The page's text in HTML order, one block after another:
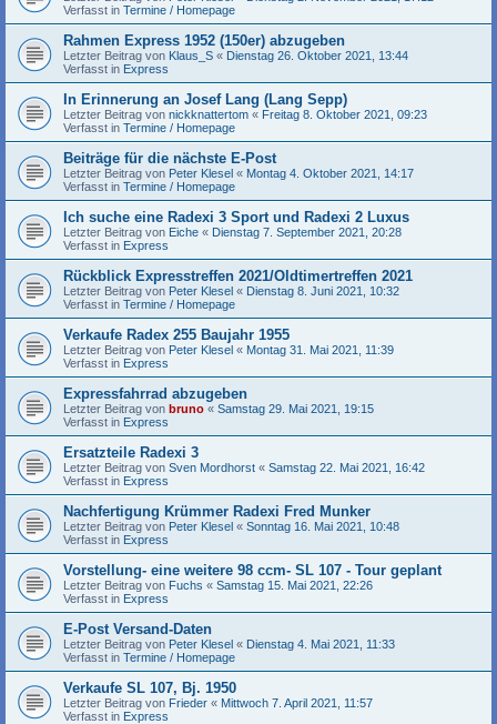
Verfasst in Termine / Homepage
Rahmen Express 1952 (150er) abzugeben
Letzter Beitrag von Klaus_S « Dienstag 26. Oktober 2021, 13:44
Verfasst in Express
In Erinnerung an Josef Lang (Lang Sepp)
Letzter Beitrag von nickknattertom « Freitag 8. Oktober 2021, 09:23
Verfasst in Termine / Homepage
Beiträge für die nächste E-Post
Letzter Beitrag von Peter Klesel « Montag 4. Oktober 2021, 14:17
Verfasst in Termine / Homepage
Ich suche eine Radexi 3 Sport und Radexi 2 Luxus
Letzter Beitrag von Eiche « Dienstag 7. September 2021, 20:28
Verfasst in Express
Rückblick Expresstreffen 2021/Oldtimertreffen 2021
Letzter Beitrag von Peter Klesel « Dienstag 8. Juni 2021, 10:32
Verfasst in Termine / Homepage
Verkaufe Radex 255 Baujahr 1955
Letzter Beitrag von Peter Klesel « Montag 31. Mai 2021, 11:39
Verfasst in Express
Expressfahrrad abzugeben
Letzter Beitrag von bruno « Samstag 29. Mai 2021, 19:15
Verfasst in Express
Ersatzteile Radexi 3
Letzter Beitrag von Sven Mordhorst « Samstag 22. Mai 2021, 16:42
Verfasst in Express
Nachfertigung Krümmer Radexi Fred Munker
Letzter Beitrag von Peter Klesel « Sonntag 16. Mai 2021, 10:48
Verfasst in Express
Vorstellung- eine weitere 98 ccm- SL 107 - Tour geplant
Letzter Beitrag von Fuchs « Samstag 15. Mai 2021, 22:26
Verfasst in Express
E-Post Versand-Daten
Letzter Beitrag von Peter Klesel « Dienstag 4. Mai 2021, 11:33
Verfasst in Termine / Homepage
Verkaufe SL 107, Bj. 1950
Letzter Beitrag von Frieder « Mittwoch 7. April 2021, 11:57
Verfasst in Express